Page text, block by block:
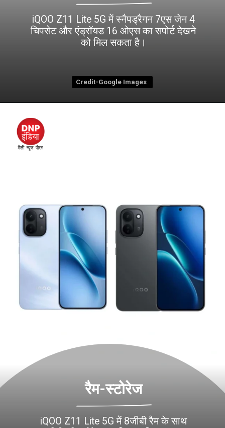
Credit-Google Images
Credit-Google Images
iQOO Z11 Lite 5G में स्नैपड्रैगन 7एस जेन 4
चिपसेट और एंड्रॉयड 16 ओएस का सपोर्ट देखने
रैम-स्टोरेजरैम-स्टोरेज
iQOO Z11 Lite 5G में 8जीबी रैम के साथ